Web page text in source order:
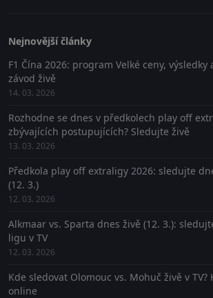
Nejnovější články
F1 Čína 2026: program Velké ceny, výsledky
závod živě
14. 03. 2026
Rozhodne se dnes v předkolech play off
zbývajících postupujících? Sledujte živě
13. 03. 2026
Předkola play off extraligy 2026: sledujte
(12. 3.)
12. 03. 2026
Alkmaar vs. Sparta dnes živě (12. 3.):
ligu v TV
12. 03. 2026
Kde sledovat Olomouc vs. Mohuč živě v
online